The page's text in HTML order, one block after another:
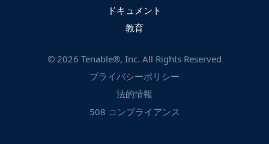
ドキュメント
教育
© 2026 Tenable®, Inc. All Rights Reserved
プライバシーポリシー
法的情報
508 コンプライアンス